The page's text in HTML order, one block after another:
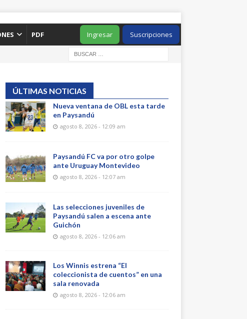
PDF Suscripciones
Ingresar
ÚLTIMAS NOTICIAS
Nueva ventana de OBL esta tarde
en Paysandú
agosto 8, 2026 - 12:09 am
Paysandú FC va por otro golpe
ante Uruguay Montevideo
agosto 8, 2026 - 12:07 am
Las selecciones juveniles de
Paysandú salen a escena ante
Guichón
agosto 8, 2026 - 12:06 am
Los Winnis estrena “El
coleccionista de cuentos” en una
sala renovada
agosto 8, 2026 - 12:06 am